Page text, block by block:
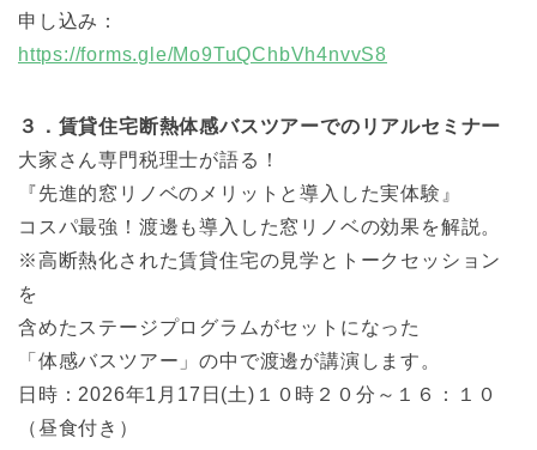
申し込み：
https://forms.gle/Mo9TuQChbVh4nvvS8
３．賃貸住宅断熱体感バスツアーでのリアルセミナー
大家さん専門税理士が語る！
『先進的窓リノベのメリットと導入した実体験』
コスパ最強！渡邊も導入した窓リノベの効果を解説。
※高断熱化された賃貸住宅の見学とトークセッション
を
含めたステージプログラムがセットになった
「体感バスツアー」の中で渡邊が講演します。
日時：2026年1月17日(土)１０時２０分～１６：１０
（昼食付き）